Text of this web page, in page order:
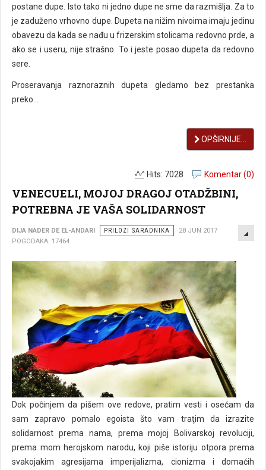
postane dupe. Isto tako ni jedno dupe ne sme da razmišlja. Za to
je zaduženo vrhovno dupe. Dupeta na nižim nivoima imaju jedinu
obavezu da kada se nađu u frizerskim stolicama redovno prde, a
ako se i useru, nije strašno. To i jeste posao dupeta da redovno
sere.
Proseravanja raznoraznih dupeta gledamo bez prestanka
preko...
OPŠIRNIJE...
Komentar (0)
Hits: 7028
VENECUELI, MOJOJ DRAGOJ OTADŽBINI,
POTREBNA JE VAŠA SOLIDARNOST
DIJA NADER DE EL-ANDARI PRILOZI SARADNIKA
28 JUN 2017
POGODAKA: 17464
Dok poĉinjem da pišem ove redove, pratim vesti i osećam da
sam zapravo pomalo egoista što vam traţim da izrazite
solidarnost prema nama, prema mojoj Bolivarskoj revoluciji,
prema mom herojskom narodu, koji piše istoriju otpora prema
svakojakim agresijama imperijalizma, cionizma i domaćih